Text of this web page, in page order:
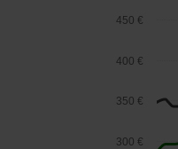
300 €
350 €
400 €
450 €